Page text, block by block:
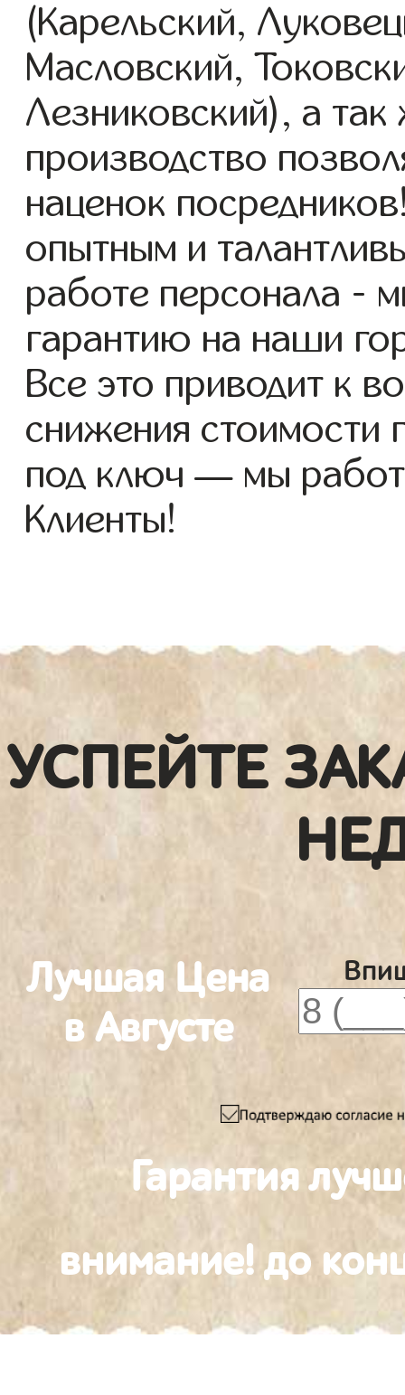
(Карельский,
Масловский,
Лезниковский), а
производство
наценок
опытным и
работе персонала -
гарантию на наши
Все это приводит к
снижения стоимости
под ключ — мы
Клиенты!
УСПЕЙТЕ
Лучшая Цена
в Августе
Гарантия
внимание! до